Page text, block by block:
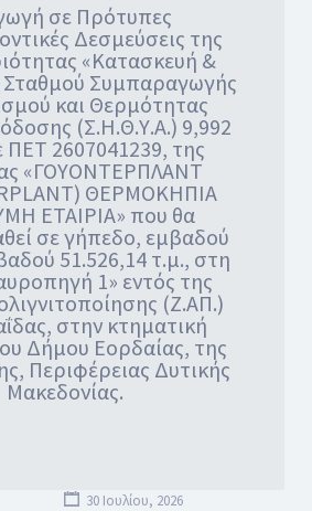
σε Πρότυπες
Δεσμεύσεις της
«Κατασκευή &
Σταθμού Συμπαραγωγής
και Θερμότητας
(Σ.Η.Θ.Υ.Α.) 9,992
ΠΕΤ 2607041239, της
«ΓΟΥΟΝΤΕΡΠΛΑΝΤ
ΘΕΡΜΟΚΗΠΙΑ
ΕΤΑΙΡΙΑ» που θα
σε γήπεδο, εμβαδού
51.526,14 τ.μ., στη
1» εντός της
(Ζ.ΑΠ.)
στην κτηματική
Δήμου Εορδαίας, της
Περιφέρειας Δυτικής
Μακεδονίας.
30 Ιουλίου, 2026